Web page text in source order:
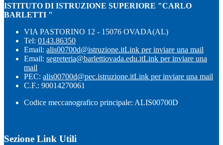
ISTITUTO DI ISTRUZIONE SUPERIORE "CARLO
BARLETTI "
VIA PASTORINO 12 - 15076 OVADA(AL)
Tel: 0143.86350
Email: alis00700d@istruzione.itLink per inviare una mail
Email: segreteria@barlettiovada.edu.itLink per inviare una
mail
PEC: alis00700d@pec.istruzione.itLink per inviare una mail
C.F.: 90014270061
Codice meccanografico principale: ALIS00700D
Sezione Link Utili